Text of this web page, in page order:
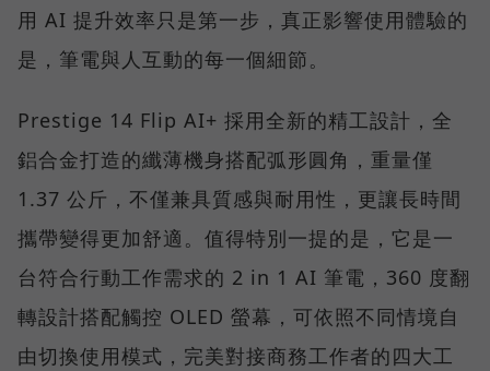
用 AI 提升效率只是第一步，真正影響使用體驗的
是，筆電與人互動的每一個細節。
Prestige 14 Flip AI+ 採用全新的精工設計，全
鋁合金打造的纖薄機身搭配弧形圓角，重量僅
1.37 公斤，不僅兼具質感與耐用性，更讓長時間
攜帶變得更加舒適。值得特別一提的是，它是一
台符合行動工作需求的 2 in 1 AI 筆電，360 度翻
轉設計搭配觸控 OLED 螢幕，可依照不同情境自
由切換使用模式，完美對接商務工作者的四大工